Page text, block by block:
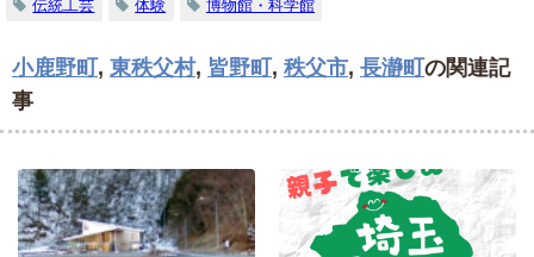
伝統工芸 体験 博物館・科学館
小鹿野町 , 東秩父村, 皆野町 , 秩父市, 長瀞町 の関連記
事